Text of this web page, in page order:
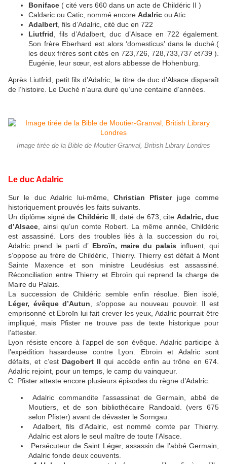
Boniface ( cité vers 660 dans un acte de Childéric II )
Caldaric ou Catic, nommé encore Adalric ou Atic
Adalbert , fils d’Adalric, cité duc en 722
Liutfrid , fils d’Adalbert, duc d’Alsace en 722 également.
Son frère Eberhard est alors ‘domesticus’ dans le duché.(
les deux frères sont cités en 723,726, 728,733,737 et739 ).
Eugénie, leur sœur, est alors abbesse de Hohenburg.
Après Liutfrid, petit fils d’Adalric, le titre de duc d’Alsace disparaît
de l’histoire. Le Duché n’aura duré qu’une centaine d’années.
Image tirée de la Bible de Moutier-Granval, British Library Londres
Le duc Adalric
Sur le duc Adalric lui-même, Christian Pfisterjuge comme
historiquement prouvés les faits suivants.
Un diplôme signé deChildéric II, daté de 673, citeAdalric, duc
d’Alsace, ainsi qu’un comte Robert. La même année, Childéric
est assassiné. Lors des troubles liés à la succession du roi,
Adalric prend le parti d’ Ebroïn, maire du palais influent, qui
s’oppose au frère de Childéric, Thierry. Thierry est défait à Mont
Sainte Maxence et son ministre Leudésius est assassiné.
Réconciliation entre Thierry et Ebroïn qui reprend la charge de
Maire du Palais.
La succession de Childéric semble enfin résolue. Bien isolé,
Léger, évêque d’Autun, s’oppose au nouveau pouvoir. Il est
emprisonné et Ebroïn lui fait crever les yeux, Adalric pourrait être
impliqué, mais Pfister ne trouve pas de texte historique pour
l’attester.
Lyon résiste encore à l’appel de son évêque. Adalric participe à
l’expédition hasardeuse contre Lyon. Ebroïn et Adalric sont
défaits, et c’est Dagobert IIqui accède enfin au trône en 674.
Adalric rejoint, pour un temps, le camp du vainqueur.
C. Pfister atteste encore plusieurs épisodes du règne d’Adalric.
Adalric commandite l’assassinat de Germain, abbé de
Moutiers, et de son bibliothécaire Randoald. (vers 675
selon Pfister) avant de dévaster le Sorngau.
Adalbert, fils d’Adalric, est nommé comte par Thierry.
Adalric est alors le seul maître de toute l’Alsace.
Persécuteur de Saint Léger, assassin de l’abbé Germain,
Adalric fonde deux couvents.